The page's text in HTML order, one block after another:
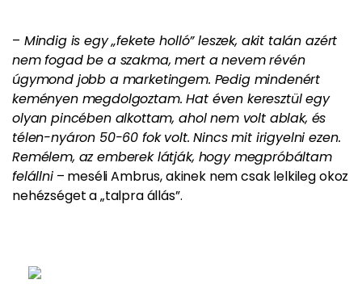
– Mindig is egy „fekete holló” leszek, akit talán azért
nem fogad be a szakma, mert a nevem révén
úgymond jobb a marketingem. Pedig mindenért
keményen megdolgoztam. Hat éven keresztül egy
olyan pincében alkottam, ahol nem volt ablak, és
télen-nyáron 50-60 fok volt. Nincs mit irigyelni ezen.
Remélem, az emberek látják, hogy megpróbáltam
felállni– meséli Ambrus, akinek nem csak lelkileg okoz
nehézséget a „talpra állás”.